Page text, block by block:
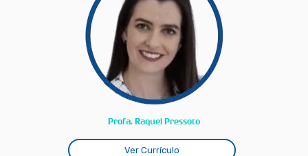
Profa. Raquel Pressoto
Ver Currículo